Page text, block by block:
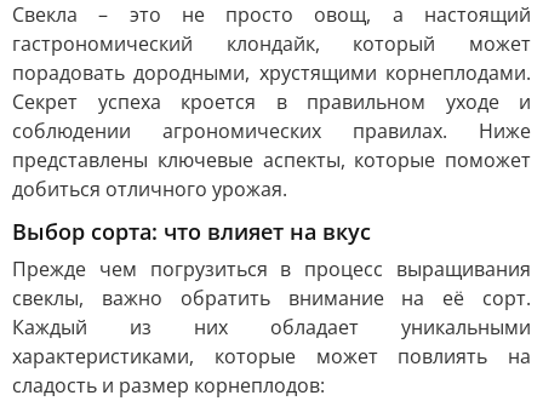
Свекла – это не просто овощ, а настоящий
гастрономический клондайк, который может
порадовать дородными, хрустящими корнеплодами.
Секрет успеха кроется в правильном уходе и
соблюдении агрономических правилах. Ниже
представлены ключевые аспекты, которые поможет
добиться отличного урожая.
Выбор сорта: что влияет на вкус
Прежде чем погрузиться в процесс выращивания
свеклы, важно обратить внимание на её сорт.
Каждый из них обладает уникальными
характеристиками, которые может повлиять на
сладость и размер корнеплодов: